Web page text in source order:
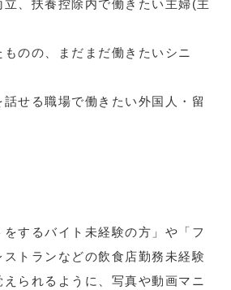
立、扶養控除内で働きたい主婦(主
ものの、まだまだ働きたいシニ
話せる職場で働きたい外国人・留
をするバイト未経験の方」や「フ
ストランなどの飲食店勤務未経験
られるように、写真や動画マニ